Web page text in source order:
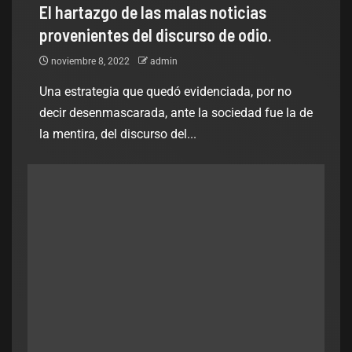
El hartazgo de las malas noticias
provenientes del discurso de odio.
noviembre 8, 2022 admin
Una estrategia que quedó evidenciada, por no
decir desenmascarada, ante la sociedad fue la de
la mentira, del discurso del...